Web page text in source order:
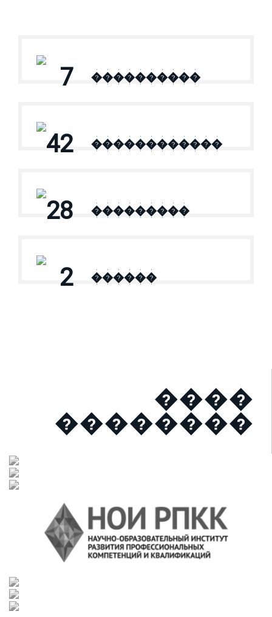
7 ����������
42 ������������
28 ���������
2 ������
����
��������